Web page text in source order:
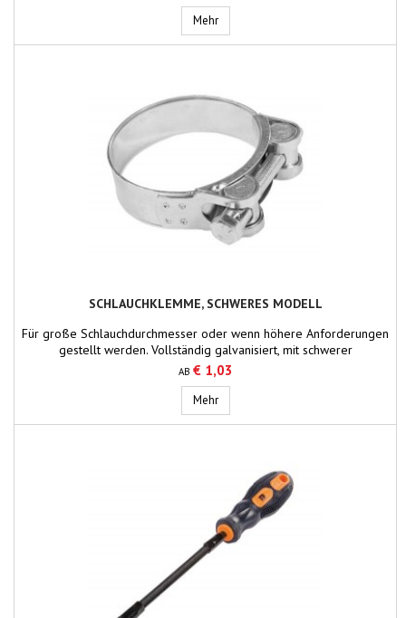
MehrSchlauchklemme, Edelstahl
SCHLAUCHKLEMME, SCHWERES MODELL
Für große Schlauchdurchmesser oder wenn höhere Anforderungen
gestellt werden. Vollständig galvanisiert, mit schwerer
Sechskantschraube.
AB € 1,03
MehrSchlauchklemme, schweres Modell